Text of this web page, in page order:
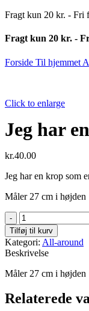
Fragt kun 20 kr. - Fri
Fragt kun 20 kr. -
Forside Til hjemmet
Click to enlarge
Jeg har
kr.40.00
Jeg har en krop som
Måler 27 cm i højden
Jeg
har
en
krop
som
en
antal
Tilføj til kurv
Kategori: All-around
Beskrivelse
Måler 27 cm i højden
Relaterede